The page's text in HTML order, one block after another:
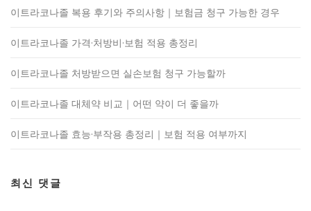
이트라코나졸 복용 후기와 주의사항｜보험금 청구 가능한 경우
이트라코나졸 가격·처방비·보험 적용 총정리
이트라코나졸 처방받으면 실손보험 청구 가능할까
이트라코나졸 대체약 비교｜어떤 약이 더 좋을까
이트라코나졸 효능·부작용 총정리｜보험 적용 여부까지
최신 댓글